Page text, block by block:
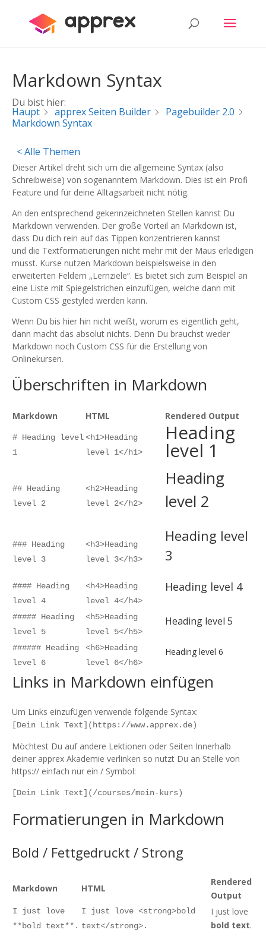
Markdown Syntax
Du bist hier:
Haupt apprex Seiten Builder
Pagebuilder 2.0
Markdown Syntax
< Alle Themen
Dieser Artikel dreht sich um die allgemeine Syntax (also
Schreibweise) von sogenanntem Markdown. Dies ist ein Profi
Feature und für deine Alltagsarbeit nicht nötig.
An den entsprechend gekennzeichneten Stellen kannst Du
Markdown verwenden. Der große Vorteil an Markdown ist,
dass Du dich rein auf das Tippen konzentrieren kannst
und die Textformatierungen nicht mehr mit der Maus erledigen
musst. Kurse nutzen Markdown beispielsweise in den
erweiterten Feldern „Lernziele“. Es bietet sich zum Beispiel an
eine Liste mit Spiegelstrichen einzufügen, welche dann mit
Custom CSS gestyled werden kann.
Wenn Du bis hier hin nicht weißt, worum es eigentlich geht,
dann macht das absolut nichts. Denn Du brauchst weder
Markdown noch Custom CSS für die Erstellung von
Onlinekursen.
Überschriften in Markdown
Markdown HTML Rendered Output
# Heading level
1
<h1>Heading
level 1</h1>
Heading
level 1
## Heading
level 2
<h2>Heading
level 2</h2>
Heading
level 2
### Heading
level 3
<h3>Heading
level 3</h3>
Heading level
3
#### Heading
level 4
<h4>Heading
level 4</h4>
Heading level 4
##### Heading
level 5
<h5>Heading
level 5</h5>
Heading level 5
###### Heading
level 6
<h6>Heading
level 6</h6>
Heading level 6
Links in Markdown einfügen
Um Links einzufügen verwende folgende Syntax:
[Dein Link Text](https://www.apprex.de)
Möchtest Du auf andere Lektionen oder Seiten Innerhalb
deiner apprex Akademie verlinken so nutzt Du an Stelle von
https:// einfach nur ein / Symbol:
[Dein Link Text](/courses/mein-kurs)
Formatierungen in Markdown
Bold / Fettgedruckt / Strong
Markdown HTML
Rendered
Output
I just love
**bold text**.
I just love <strong>bold
text</strong>.
I just love
bold text.